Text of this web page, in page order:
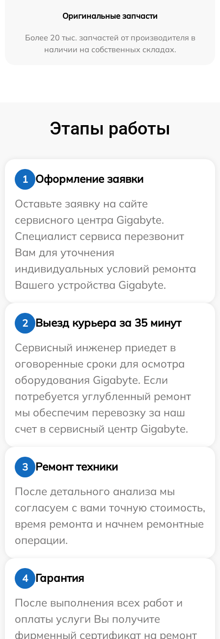
Оригинальные запчасти
Более 20 тыс. запчастей от производителя в
наличии на собственных складах.
Этапы работы
1
Оформление заявки
Оставьте заявку на сайте
сервисного центра Gigabyte.
Специалист сервиса перезвонит
Вам для уточнения
индивидуальных условий ремонта
Вашего устройства Gigabyte.
2
Выезд курьера за 35 минут
Сервисный инженер приедет в
оговоренные сроки для осмотра
оборудования Gigabyte. Если
потребуется углубленный ремонт
мы обеспечим перевозку за наш
счет в сервисный центр Gigabyte.
3
Ремонт техники
После детального анализа мы
согласуем с вами точную стоимость,
время ремонта и начнем ремонтные
операции.
4
Гарантия
После выполнения всех работ и
оплаты услуги Вы получите
фирменный сертификат на ремонт